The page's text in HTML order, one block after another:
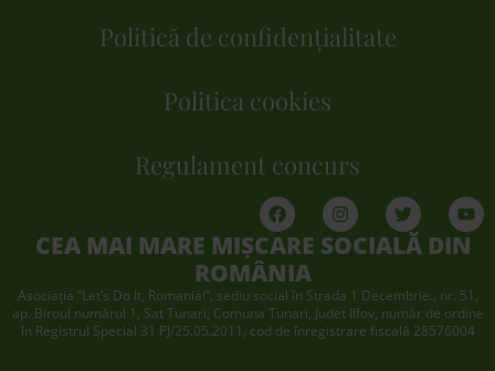
Politică de confidențialitate
Politica cookies
Regulament concurs
CEA MAI MARE MIȘCARE SOCIALĂ DIN
ROMÂNIA
Asociaţia “Let’s Do It, Romania!”, sediu social în Strada 1 Decembrie., nr. 51,
ap. Biroul numărul 1, Sat Tunari, Comuna Tunari, Judet Ilfov, număr de ordine
în Registrul Special 31 PJ/25.05.2011, cod de înregistrare fiscală 28576004